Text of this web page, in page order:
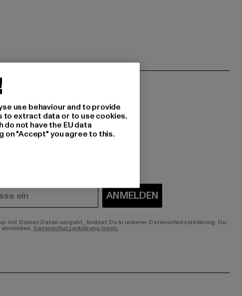
ANMELDEN
mit Deinen Daten umgeht, findest Du in unserer Datenschutzerklärung. Du
Datenschutzerklärung lesen.
use behaviour and to provide
extract data or to use cookies.
not have the EU data
on "Accept" you agree to this.